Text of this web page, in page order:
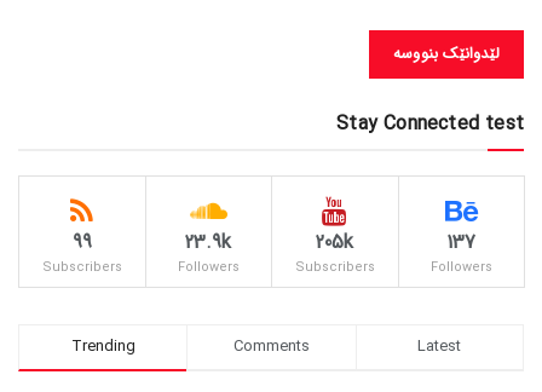
Stay Connected test
137
Followers
205k
Subscribers
23.9k
Followers
99
Subscribers
Trending Comments Latest